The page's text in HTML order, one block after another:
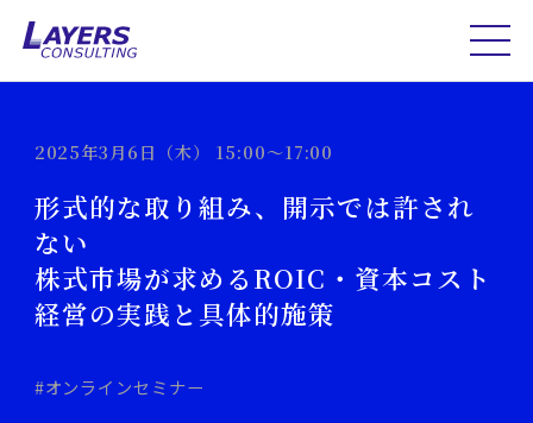
2025年3月6日（木） 15:00～17:00
形式的な取り組み、開示では許され
ない
株式市場が求めるROIC・資本コスト
経営の実践と具体的施策
#オンラインセミナー